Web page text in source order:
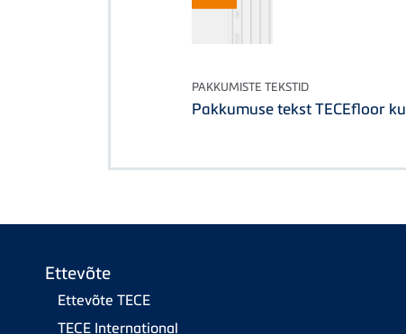
PAKKUMISTE TEKSTID
Pakkumuse tekst TECEfloor
Ettevõte
Ettevõte TECE
TECE International